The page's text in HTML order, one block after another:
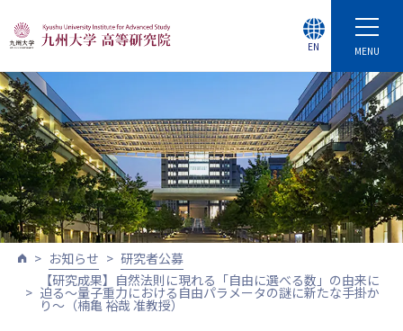
MENU
EN
お知らせ
研究者公募
【研究成果】自然法則に現れる「自由に選べる数」の由来に
迫る～量子重力における自由パラメータの謎に新たな手掛か
り～（楠亀 裕哉 准教授）